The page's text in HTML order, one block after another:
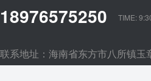
18976575250 TIME:
联系地址：海南省东方市八所镇